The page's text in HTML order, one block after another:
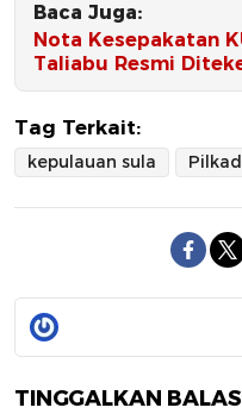
Baca Juga:
Nota Kesepakatan
Taliabu Resmi
Tag Terkait:
kepulauan sula
TINGGALKAN